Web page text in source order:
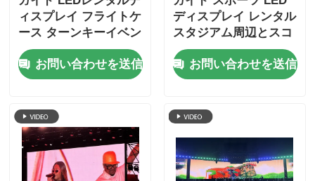
ィスプレイ フライトケ
ース ターンキーイベン
トソリューション
お問い合わせを送信
ディスプレイ レンタル
スタジアム周辺とスコ
アボード
お問い合わせを送信